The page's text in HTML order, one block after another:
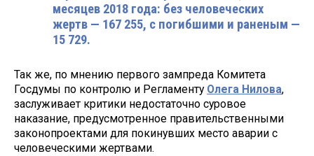
месяцев 2018 года: без человеческих
жертв — 167 255, с погибшими и раненым —
15 729.
Так же, по мнению первого зампреда Комитета
Госдумы по контролю и Регламенту Олега Нилова,
заслуживает критики недостаточно суровое
наказание, предусмотренное правительственными
законопроектами для покинувших место аварии с
человеческими жертвами.